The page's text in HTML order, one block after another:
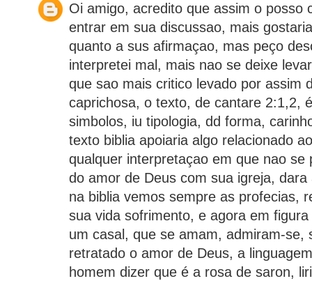
Oi amigo, acredito que assim o posso
entrar em sua discussao, mais
quanto a sus afirmaçao, mas peço
interpretei mal, mais nao se deixe
que sao mais critico levado por assim
caprichosa, o texto, de cantare 2:1,2,
simbolos, iu tipologia, dd forma,
texto biblia apoiaria algo relacionado
qualquer interpretaçao em que nao se
do amor de Deus com sua igreja,
na biblia vemos sempre as profecias,
sua vida sofrimento, e agora em
um casal, que se amam, admiram-se,
retratado o amor de Deus, a
homem dizer que é a rosa de saron,